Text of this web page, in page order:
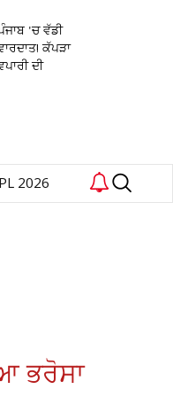
'ਚ ਵੱਡੀ
ਕੱਪੜਾ
ਦੀ
2026
ਭਰੋਸਾ